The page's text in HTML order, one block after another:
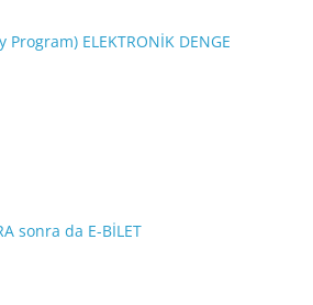
ELEKTRONİK DENGE
sonra da E-BİLET